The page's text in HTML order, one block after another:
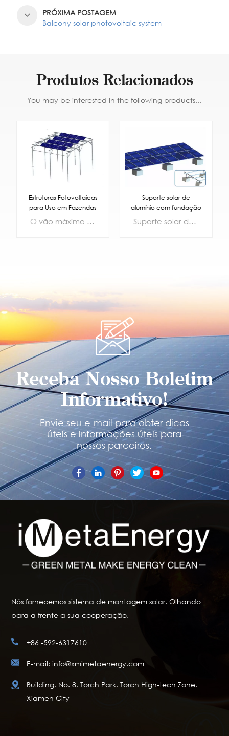
PRÓXIMA POSTAGEM
Balcony solar photovoltaic system
Produtos Relacionados
You may be interested in the following products...
Estruturas Fotovoltaicas
para Uso em Fazendas
Agrícolas
O vão máximo do projeto pode chegar a 6m, o que facilita a operação de grandes máquinas agrícolas. De acordo com as condições geográficas da fazenda, o esquema de arranjo pode lidar de forma flexível com as condições de transmissão de luz de diferentes culturas, que podem atender à demanda de irradiação solar das culturas e não afetam a geração de energia da estação de energia na premissa de garantir o rendimento das colheitas.
Suporte solar de
alumínio com fundação
de concreto
Suporte solar de alumínio com fundação de concreto
Receba Nosso Boletim
Informativo!
Envie seu e-mail para obter dicas
úteis e informações úteis para
nossos parceiros.
Nós fornecemos sistema de montagem solar. Olhando
para a frente a sua cooperação.
+86 -592-6317610
E-mail: info@xmimetaenergy.com
Building, No. 8, Torch Park, Torch High-tech Zone,
Xiamen City